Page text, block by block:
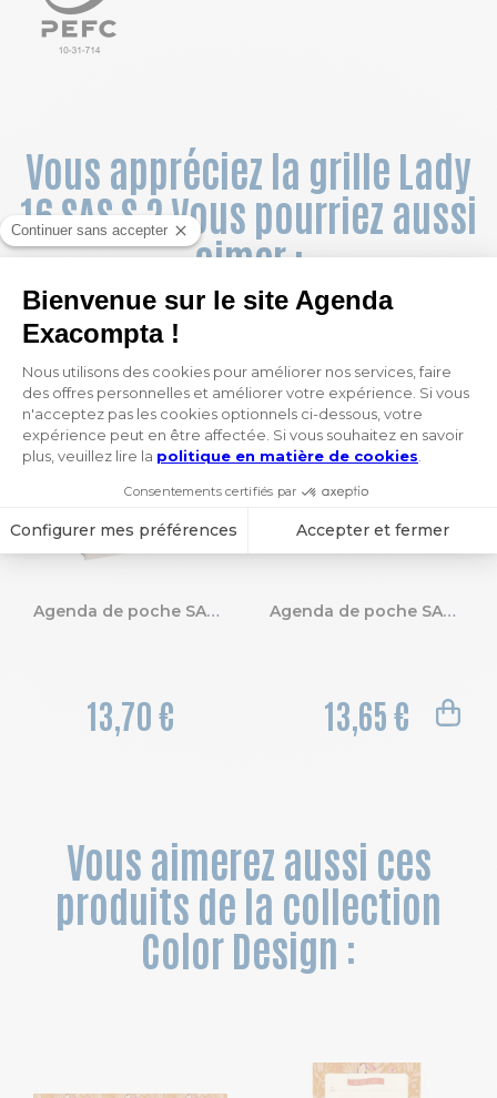
Vous appréciez la grille Lady
16 SAS S ? Vous pourriez aussi
aimer :
Agenda de poche SAS 16S Color Design 9 x 16 cm Semainier Septembre 2026 à Août 2027-Fleurs
13,70 €
Agenda de poche SAS 16S Lady Nubia 9 x 16 cm Semainier Septembre 2026 à Août 2027
13,65 €
Vous aimerez aussi ces
produits de la collection
Color Design :